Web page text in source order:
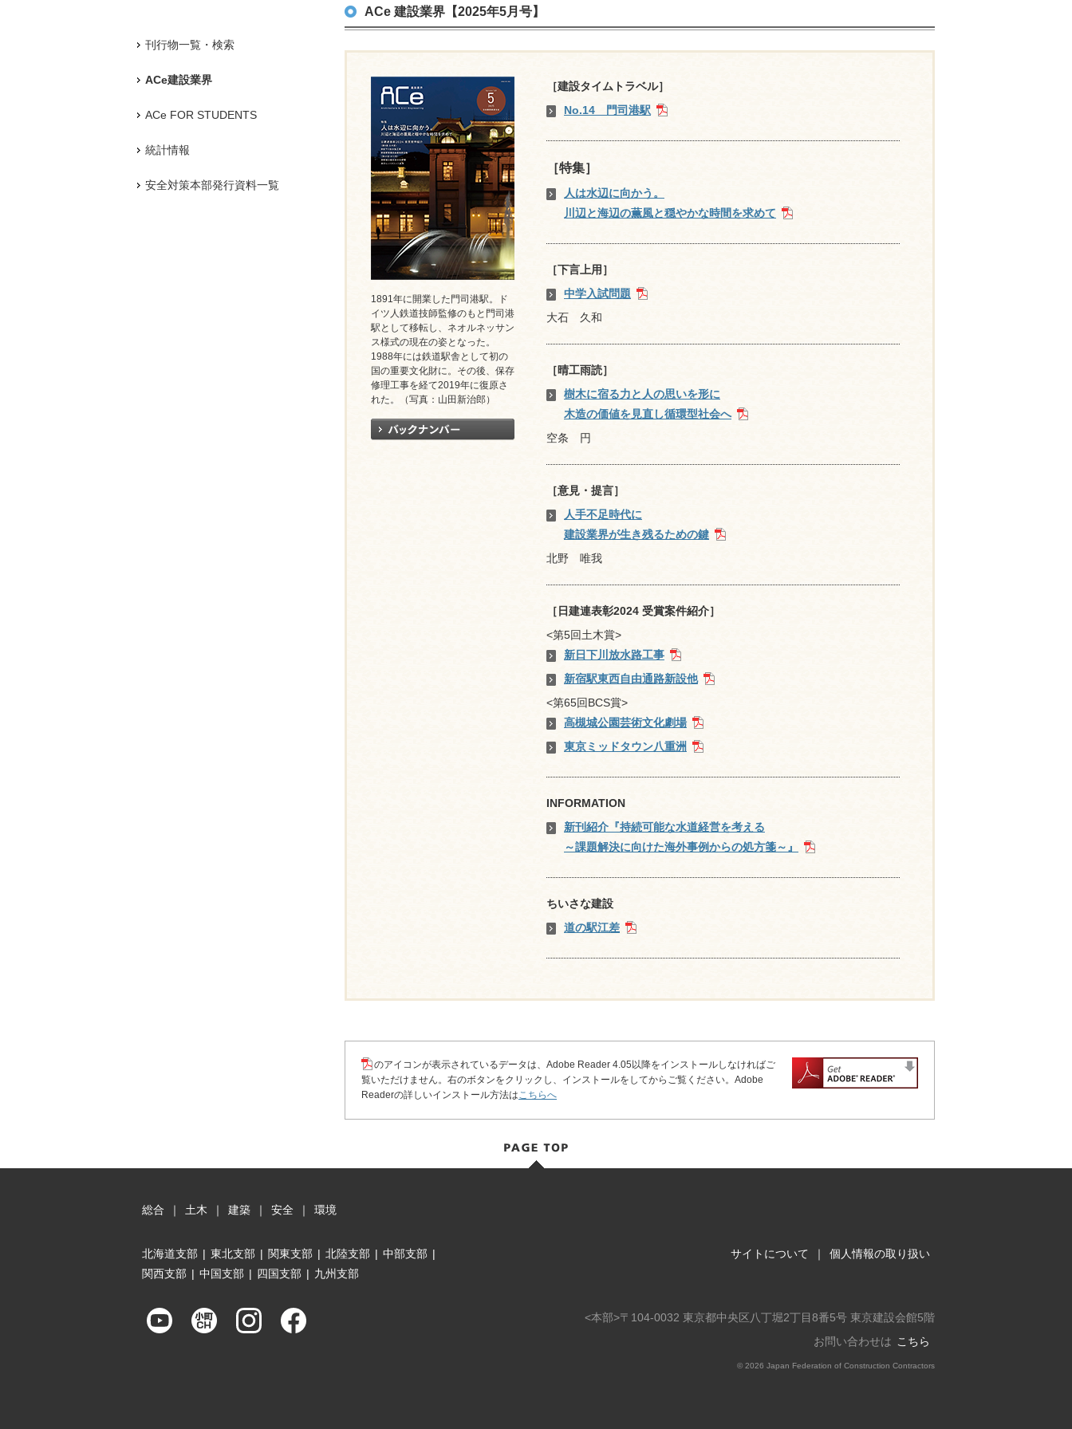
ACe 建設業界【2025年5月号】
1891年に開業した門司港駅。ド
イツ人鉄道技師監修のもと門司港
駅として移転し、ネオルネッサン
ス様式の現在の姿となった。
1988年には鉄道駅舎として初の
国の重要文化財に。その後、保存
修理工事を経て2019年に復原さ
れた。（写真：山田新治郎）
［建設タイムトラベル］
No.14 門司港駅
［特集］
人は水辺に向かう。
川辺と海辺の薫風と穏やかな時間を求めて
［下言上用］
中学入試問題
大石 久和
［晴工雨読］
樹木に宿る力と人の思いを形に
木造の価値を見直し循環型社会へ
空条 円
［意見・提言］
人手不足時代に
建設業界が生き残るための鍵
北野 唯我
［日建連表彰2024 受賞案件紹介］
<第5回土木賞>
新日下川放水路工事
新宿駅東西自由通路新設他
<第65回BCS賞>
高槻城公園芸術文化劇場
東京ミッドタウン八重洲
INFORMATION
新刊紹介『持続可能な水道経営を考える
～課題解決に向けた海外事例からの処方箋～』
ちいさな建設
道の駅江差
のアイコンが表示されているデータは、Adobe Reader 4.05以降をインストールしなければご
覧いただけません。右のボタンをクリックし、インストールをしてからご覧ください。Adobe
Readerの詳しいインストール方法はこちらへ
刊行物一覧・検索
ACe建設業界
ACe FOR STUDENTS
統計情報
安全対策本部発行資料一覧
総合 ｜ 土木 ｜ 建築 ｜ 安全 ｜ 環境
サイトについて ｜ 個人情報の取り扱い
北海道支部 | 東北支部 | 関東支部 | 北陸支部 | 中部支部 |
関西支部 | 中国支部 | 四国支部 | 九州支部
<本部>〒104-0032 東京都中央区八丁堀2丁目8番5号 東京建設会館5階
お問い合わせは こちら
© 2026 Japan Federation of Construction Contractors